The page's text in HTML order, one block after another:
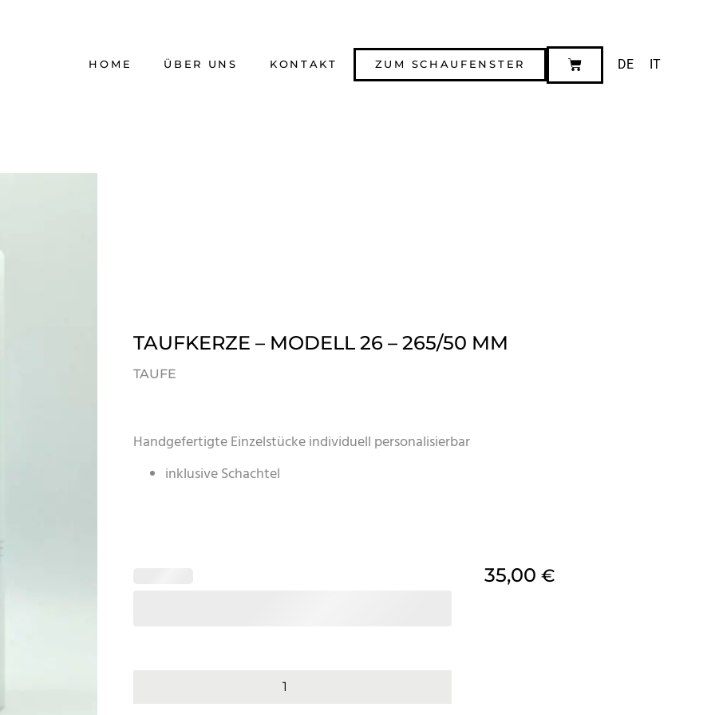
HOME ÜBER UNS KONTAKT ZUM SCHAUFENSTER DE IT
TAUFKERZE – MODELL 26 – 265/50 MM
TAUFE
Handgefertigte Einzelstücke individuell personalisierbar
inklusive Schachtel
35,00 €